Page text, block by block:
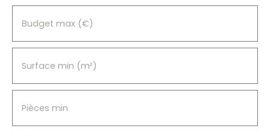
Budget max (€)
Surface min (m²)
Pièces min